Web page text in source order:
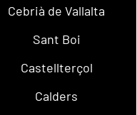
Cebrià de Vallalta
Sant Boi
Castellterçol
Calders